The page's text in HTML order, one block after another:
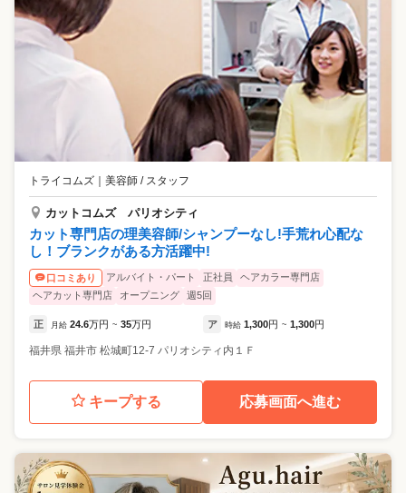
トライコムズ ｜ 美容師 / スタッフ
カットコムズ パリオシティ
カット専門店の理美容師/シャンプーなし!手荒れ心配な
し！ブランクがある方活躍中!
口コミあり アルバイト・パート 正社員
ヘアカラー専門店
ヘアカット専門店
オープニング 週5回
正 月給 24.6万円 ~ 35万円 ア 時給 1,300円 ~ 1,300円
福井県 福井市 松城町12-7 パリオシティ内１Ｆ
キープする 応募画面へ進む